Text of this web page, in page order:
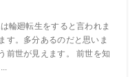
輪廻転生をすると言われま
す。多分あるのだと思いま
前世が見えます。 前世を知